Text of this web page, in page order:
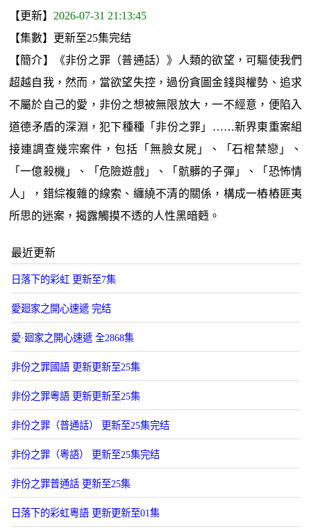
【更新】 2026-07-31 21:13:45
【集數】更新至25集完结
【簡介】《非份之罪（普通話）》人類的欲望，可驅使我們
超越自我，然而，當欲望失控，過份貪圖金錢與權勢、追求
不屬於自己的愛，非份之想被無限放大，一不經意，便陷入
道德矛盾的深淵，犯下種種「非份之罪」……新界東重案組
接連調查幾宗案件，包括「無臉女屍」、「石棺禁戀」、
「一億殺機」、「危險遊戲」、「骯髒的子彈」、「恐怖情
人」，錯綜複雜的線索、纏繞不清的關係，構成一樁樁匪夷
所思的迷案，揭露觸摸不透的人性黑暗麪。
最近更新
日落下的彩虹 更新至7集
愛廻家之開心速遞 完结
愛·廻家之開心速遞 全2868集
非份之罪國語 更新更新至25集
非份之罪粵語 更新更新至25集
非份之罪（普通話） 更新至25集完结
非份之罪（粵語） 更新至25集完结
非份之罪普通話 更新至25集
日落下的彩虹粵語 更新更新至01集